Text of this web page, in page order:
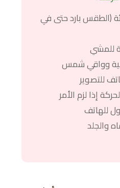
(الطقس بارد حتى في
للمشي
وواقي شمس
للتصوير
إذا لزم الأمر
للهاتف
والجلد